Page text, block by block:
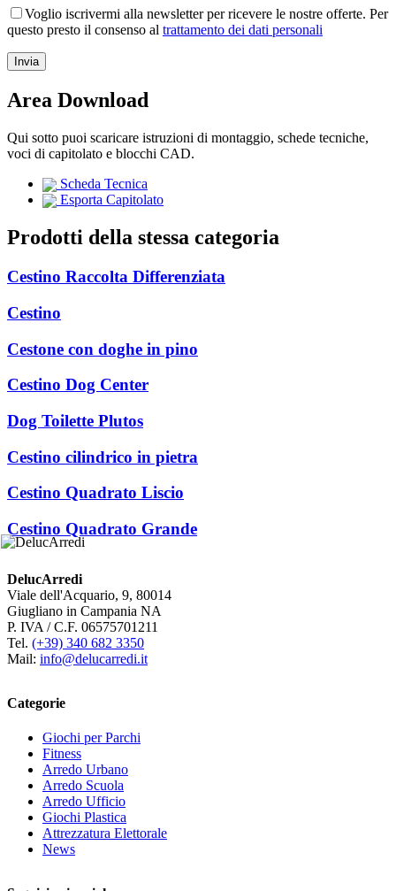
Voglio iscrivermi alla newsletter per ricevere le nostre offerte. Per
questo presto il consenso al trattamento dei dati personali
Area Download
Qui sotto puoi scaricare istruzioni di montaggio, schede tecniche,
voci di capitolato e blocchi CAD.
Scheda Tecnica
Esporta Capitolato
Prodotti della stessa categoria
Cestino Raccolta Differenziata
Cestino
Cestone con doghe in pino
Cestino Dog Center
Dog Toilette Plutos
Cestino cilindrico in pietra
Cestino Quadrato Liscio
Cestino Quadrato Grande
DelucArredi
Viale dell'Acquario, 9, 80014
Giugliano in Campania NA
P. IVA / C.F. 06575701211
Tel. (+39) 340 682 3350
Mail: info@delucarredi.it
Categorie
Giochi per Parchi
Fitness
Arredo Urbano
Arredo Scuola
Arredo Ufficio
Giochi Plastica
Attrezzatura Elettorale
News